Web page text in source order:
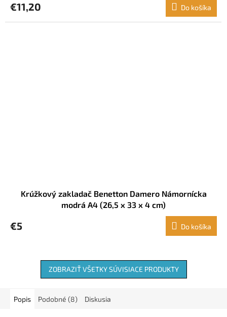
€11,20 Do košíka
Krúžkový zakladač Benetton Damero Námornícka
modrá A4 (26,5 x 33 x 4 cm)
€5 Do košíka
ZOBRAZIŤ VŠETKY SÚVISIACE PRODUKTY
Popis Podobné (8) Diskusia